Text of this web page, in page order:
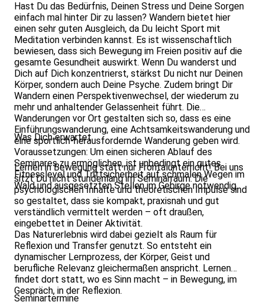
Hast Du das Bedürfnis, Deinen Stress und Deine Sorgen
einfach mal hinter Dir zu lassen? Wandern bietet hier
einen sehr guten Ausgleich, da Du leicht Sport mit
Meditation verbinden kannst. Es ist wissenschaftlich
bewiesen, dass sich Bewegung im Freien positiv auf die
gesamte Gesundheit auswirkt. Wenn Du wanderst und
Dich auf Dich konzentrierst, stärkst Du nicht nur Deinen
Körper, sondern auch Deine Psyche. Zudem bringt Dir
Wandern einen Perspektivenwechsel, der wiederum zu
mehr und anhaltender Gelassenheit führt. Die
Wanderungen vor Ort gestalten sich so, dass es eine
Einführungswanderung, eine Achtsamkeitswanderung und
eine sportlich-herausfordernde Wanderung geben wird.
Voraussetzungen: Um einen sicheren Ablauf des
Seminares zu ermöglichen, ist unbedingt ein gutes
Fitnesslevel und Trittsicherheit auf schmalen Wegen im
Wald und ausgesetzten Stellen im Gebirge notwendig.
Was Dich erwartet
Lernen in Bewegung statt nur Frontalunterricht! Bei uns
sitzt Du nicht stundenlang im Seminarraum. Die
psychologischen Inhalte und theoretischen Impulse sind
so gestaltet, dass sie kompakt, praxisnah und gut
verständlich vermittelt werden – oft draußen,
eingebettet in Deiner Aktivität.
Das Naturerlebnis wird dabei gezielt als Raum für
Reflexion und Transfer genutzt. So entsteht ein
dynamischer Lernprozess, der Körper, Geist und
berufliche Relevanz gleichermaßen anspricht. Lernen
findet dort statt, wo es Sinn macht – in Bewegung, im
Gespräch, in der Reflexion.
Seminartermine